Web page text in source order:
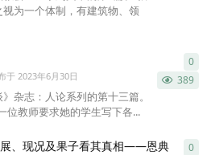
为一个体制，有建筑物、领
于 2023年6月30日 389
杂志：人论系列的第十三篇。
位教师要求她的学生写下各...
0
展、现况及果子看其真相——恩典
0